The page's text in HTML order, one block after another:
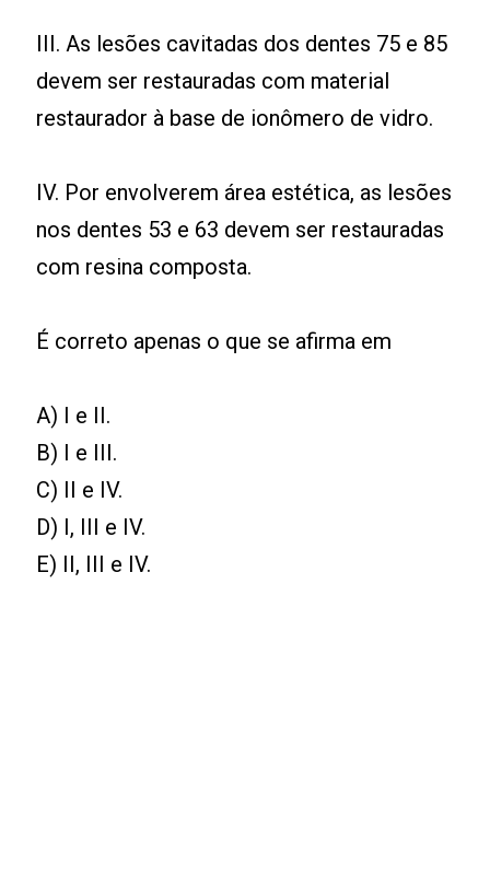
III. As lesões cavitadas dos dentes 75 e 85
devem ser restauradas com material
restaurador à base de ionômero de vidro.
IV. Por envolverem área estética, as lesões
nos dentes 53 e 63 devem ser restauradas
com resina composta.
É correto apenas o que se afirma em
A) I e II.
B) I e III.
C) II e IV.
D) I, III e IV.
E) II, III e IV.